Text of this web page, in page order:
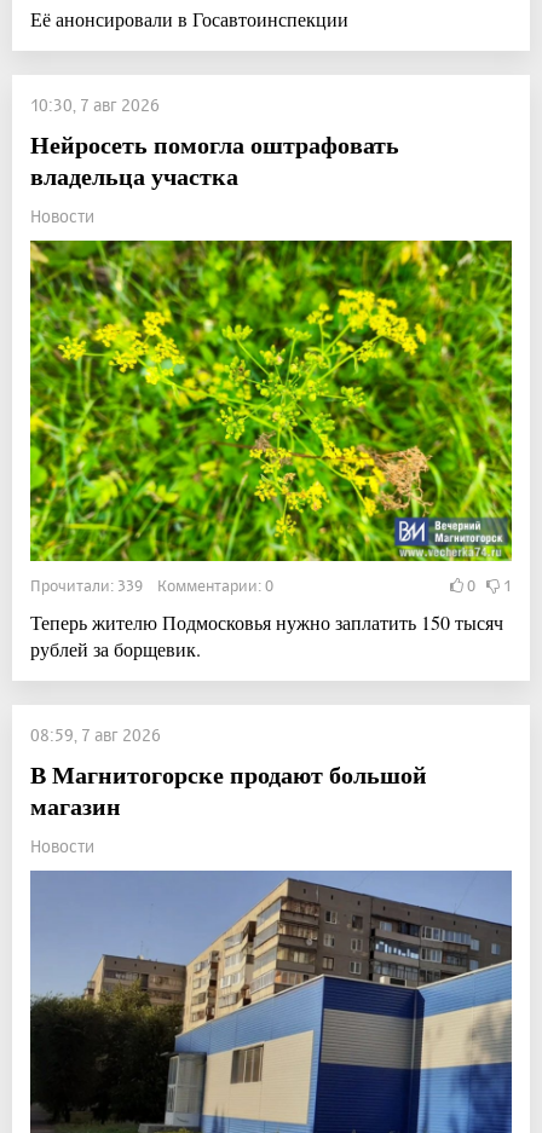
Её анонсировали в Госавтоинспекции
10:30, 7 авг 2026
Нейросеть помогла оштрафовать
владельца участка
Новости
Прочитали: 339 Комментарии: 0 0 1
Теперь жителю Подмосковья нужно заплатить 150 тысяч
рублей за борщевик.
08:59, 7 авг 2026
В Магнитогорске продают большой
магазин
Новости